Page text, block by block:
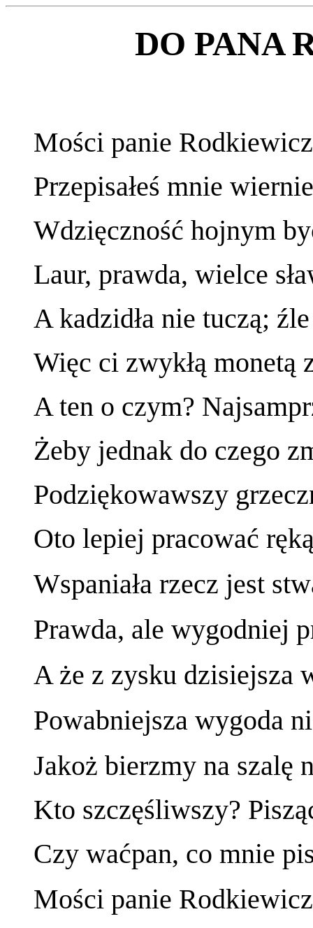
DO PANA
Mości panie
Przepisałeś mnie
Wdzięczność hojnym
Laur, prawda, wielce
A kadzidła nie tuczą;
Więc ci zwykłą
A ten o czym?
Żeby jednak do czego
Podziękowawszy
Oto lepiej pracować
Wspaniała rzecz jest
Prawda, ale wygodniej
A że z zysku dzisiejsza
Powabniejsza wygoda
Jakoż bierzmy na szalę
Kto szczęśliwszy?
Czy waćpan, co mnie
Mości panie